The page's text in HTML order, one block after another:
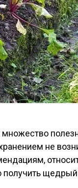
множество
не
получить